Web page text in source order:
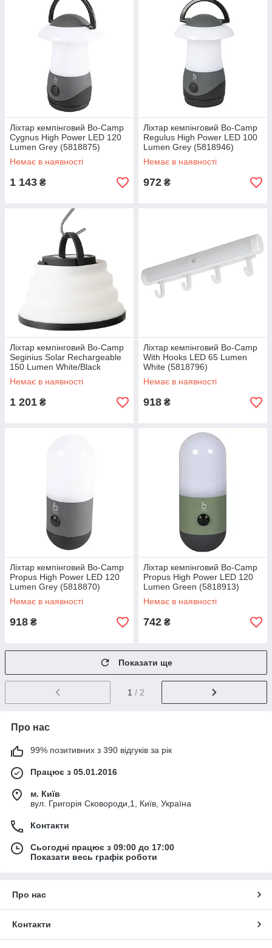
Ліхтар кемпінговий Bo-Camp
Cygnus High Power LED 120
Lumen Grey (5818875)
Немає в наявності
1 143 ₴
Ліхтар кемпінговий Bo-Camp
Regulus High Power LED 100
Lumen Grey (5818946)
Немає в наявності
972 ₴
Ліхтар кемпінговий Bo-Camp
Seginius Solar Rechargeable
150 Lumen White/Black
(5818730)
Немає в наявності
1 201 ₴
Ліхтар кемпінговий Bo-Camp
With Hooks LED 65 Lumen
White (5818796)
Немає в наявності
918 ₴
Ліхтар кемпінговий Bo-Camp
Propus High Power LED 120
Lumen Grey (5818870)
Немає в наявності
918 ₴
Ліхтар кемпінговий Bo-Camp
Propus High Power LED 120
Lumen Green (5818913)
Немає в наявності
742 ₴
Показати ще
1 / 2
Про нас
99% позитивних з 390 відгуків за рік
Працює з 05.01.2016
м. Київ
вул. Григорія Сковороди,1, Київ, Україна
Контакти
Сьогодні працює з 09:00 до 17:00
Показати весь графік роботи
Про нас
Контакти